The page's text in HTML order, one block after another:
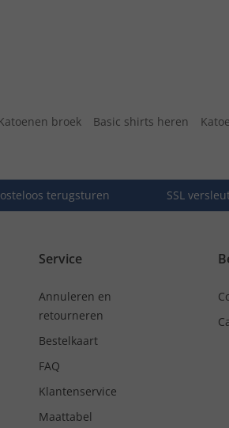
broek Basic shirts heren
terugsturen SSL
Service
Annuleren en
retourneren
Bestelkaart
FAQ
Klantenservice
Maattabel